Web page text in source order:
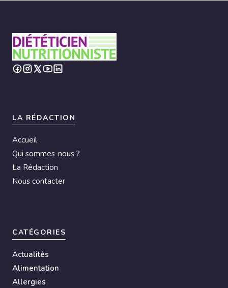
LA RÉDACTION
Accueil
Qui sommes-nous ?
La Rédaction
Nous contacter
CATÉGORIES
Actualités
Alimentation
Allergies